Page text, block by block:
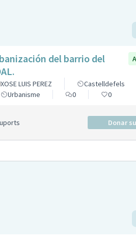
del barrio del
XOSE LUIS PEREZ
Castelldefels
Urbanisme
0 0
Suports Donar